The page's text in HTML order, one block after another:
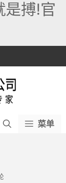
是搏!官
菜单